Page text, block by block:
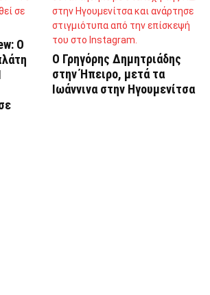
Ο
Ο Γρηγόρης Δημητριάδης
στην Ήπειρο, μετά τα
Ιωάννινα στην Ηγουμενίτσα